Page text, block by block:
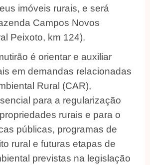
imóveis rurais, e será
Campos Novos
Peixoto, km 124).
é orientar e auxiliar
em demandas relacionadas
Rural (CAR),
para a regularização
rurais e para o
públicas, programas de
rural e futuras etapas de
previstas na legislação